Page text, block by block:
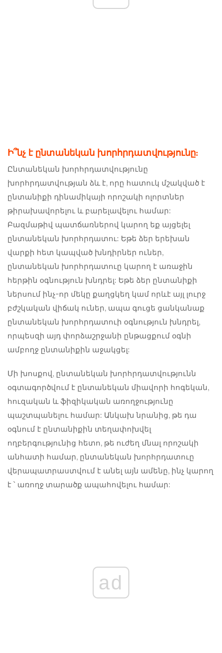
Ի՞նչ է ընտանեկան խորհրդատվությունը:
Ընտանեկան խորհրդատվությունը
խորհրդատվության ձև է, որը հատուկ մշակված է
ընտանիքի դինամիկայի որոշակի ոլորտներ
թիրախավորելու և բարելավելու համար:
Բազմաթիվ պատճառներով կարող եք այցելել
ընտանեկան խորհրդատու: Եթե ​​ձեր երեխան
վարքի հետ կապված խնդիրներ ուներ,
ընտանեկան խորհրդատուը կարող է առաջին
հերթին օգնություն խնդրել: Եթե ​​ձեր ընտանիքի
ներսում ինչ-որ մեկը քաղցկեղ կամ որևէ այլ լուրջ
բժշկական վիճակ ուներ, ապա գուցե ցանկանաք
ընտանեկան խորհրդատուի օգնություն խնդրել,
որպեսզի այդ փորձաշրջանի ընթացքում օգնի
ամբողջ ընտանիքին աջակցել:
Մի խոսքով, ընտանեկան խորհրդատվությունն
օգտագործվում է ընտանեկան միավորի հոգեկան,
հուզական և ֆիզիկական առողջությունը
պաշտպանելու համար: Անկախ նրանից, թե դա
օգնում է ընտանիքին տեղափոխվել
ողբերգությունից հետո, թե ուժեղ մնալ որոշակի
անհատի համար, ընտանեկան խորհրդատուը
վերապատրաստվում է անել այն ամենը, ինչ կարող
է ՝ առողջ տարածք ապահովելու համար:
ad